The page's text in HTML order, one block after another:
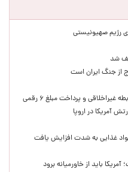
رژیم صهیونیستی
از جنگ ایران است
و پرداخت مبلغ ۶ رقمی
آمریکا در اروپا
غذایی به شدت افزایش یافت
باید از خاورمیانه برود